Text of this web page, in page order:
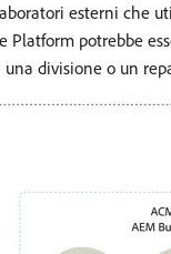
esterni che
Platform potrebbe
divisione o un